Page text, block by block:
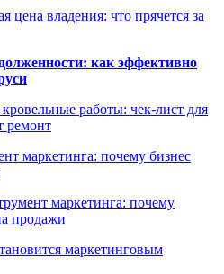
цена владения: что прячется за
как эффективно
работы: чек-лист для
ремонт
маркетинга: почему бизнес
маркетинга: почему
продажи
маркетинговым